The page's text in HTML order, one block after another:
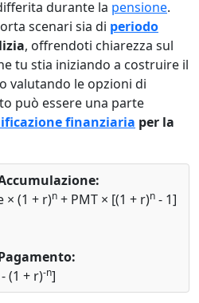
durante la pensione.
scenari sia di periodo
, offrendoti chiarezza sul
tu stia iniziando a costruire il
o valutando le opzioni di
può essere una parte
finanziaria per la
× (1 + r)n + PMT × [(1 + r)n - 1]
(1 + r)-n]